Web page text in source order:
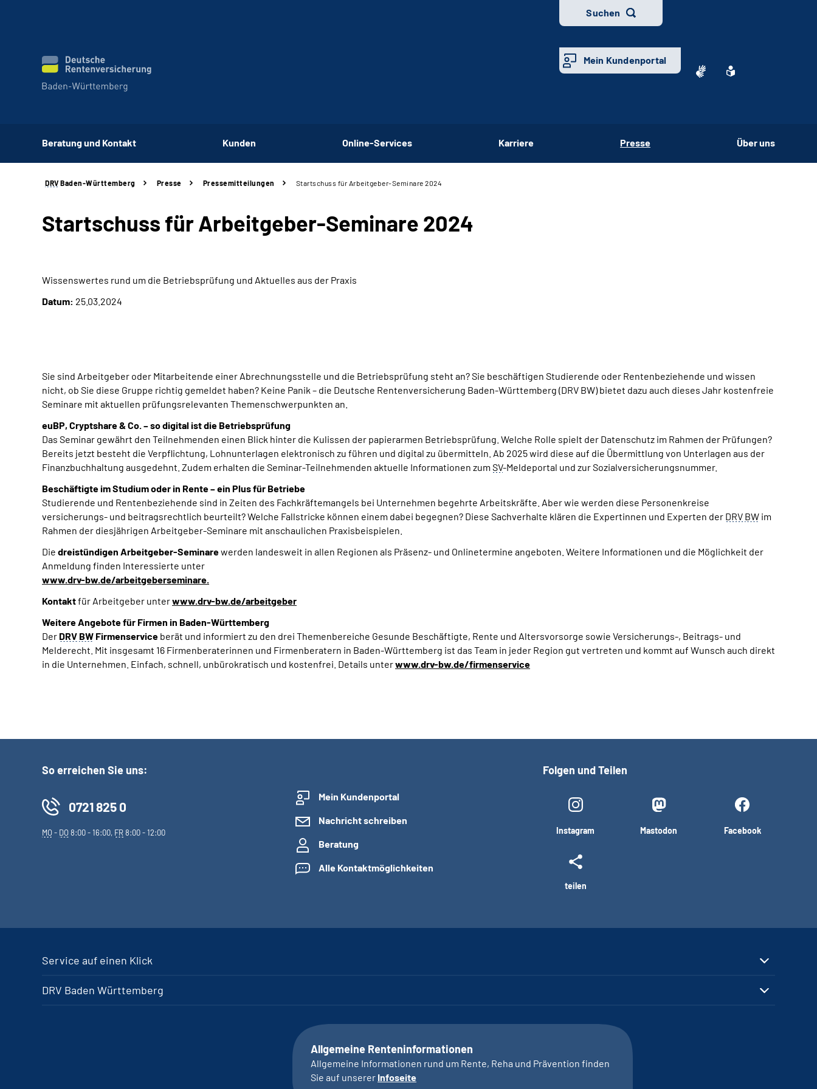
Suchen
Mein Kundenportal
Beratung und Kontakt Kunden Online-Services Karriere Presse Über uns
DRV Baden-Württemberg Presse Pressemitteilungen Startschuss für Arbeitgeber-Seminare 2024
Startschuss für Arbeitgeber-Seminare 2024
Wissenswertes rund um die Betriebsprüfung und Aktuelles aus der Praxis
Datum: 25.03.2024
Sie sind Arbeitgeber oder Mitarbeitende einer Abrechnungsstelle und die Betriebsprüfung steht an? Sie beschäftigen Studierende oder Rentenbeziehende und wissen
nicht, ob Sie diese Gruppe richtig gemeldet haben? Keine Panik – die Deutsche Rentenversicherung Baden-Württemberg (DRV BW) bietet dazu auch dieses Jahr kostenfreie
Seminare mit aktuellen prüfungsrelevanten Themenschwerpunkten an.
euBP, Cryptshare & Co. – so digital ist die Betriebsprüfung
Das Seminar gewährt den Teilnehmenden einen Blick hinter die Kulissen der papierarmen Betriebsprüfung. Welche Rolle spielt der Datenschutz im Rahmen der Prüfungen?
Bereits jetzt besteht die Verpflichtung, Lohnunterlagen elektronisch zu führen und digital zu übermitteln. Ab 2025 wird diese auf die Übermittlung von Unterlagen aus der
Finanzbuchhaltung ausgedehnt. Zudem erhalten die Seminar-Teilnehmenden aktuelle Informationen zum SV-Meldeportal und zur Sozialversicherungsnummer.
Beschäftigte im Studium oder in Rente – ein Plus für Betriebe
Studierende und Rentenbeziehende sind in Zeiten des Fachkräftemangels bei Unternehmen begehrte Arbeitskräfte. Aber wie werden diese Personenkreise
versicherungs- und beitragsrechtlich beurteilt? Welche Fallstricke können einem dabei begegnen? Diese Sachverhalte klären die Expertinnen und Experten der DRV BW im
Rahmen der diesjährigen Arbeitgeber-Seminare mit anschaulichen Praxisbeispielen.
Die dreistündigen Arbeitgeber-Seminarewerden landesweit in allen Regionen als Präsenz- und Onlinetermine angeboten. Weitere Informationen und die Möglichkeit der
Anmeldung finden Interessierte unter
www.drv-bw.de/arbeitgeberseminare.
Kontaktfür Arbeitgeber unterwww.drv-bw.de/arbeitgeber
Weitere Angebote für Firmen in Baden-Württemberg
Der DRV BW Firmenservice berät und informiert zu den drei Themenbereiche Gesunde Beschäftigte, Rente und Altersvorsorge sowie Versicherungs-, Beitrags- und
Melderecht. Mit insgesamt 16 Firmenberaterinnen und Firmenberatern in Baden-Württemberg ist das Team in jeder Region gut vertreten und kommt auf Wunsch auch direkt
in die Unternehmen. Einfach, schnell, unbürokratisch und kostenfrei. Details unterwww.drv-bw.de/firmenservice
So erreichen Sie uns:
0721 825 0
MO- DO8:00 - 16:00, FR8:00 - 12:00
Mein Kundenportal
Nachricht schreiben
Beratung
Alle Kontaktmöglichkeiten
Folgen und Teilen
Instagram Mastodon Facebook
teilen
Service auf einen Klick
DRV Baden Württemberg
Allgemeine Renteninformationen
Allgemeine Informationen rund um Rente, Reha und Prävention finden
Sie auf unserer Infoseite